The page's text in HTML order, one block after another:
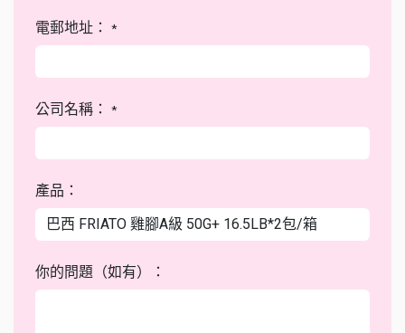
電郵地址： *
公司名稱： *
產品：
你的問題（如有）：